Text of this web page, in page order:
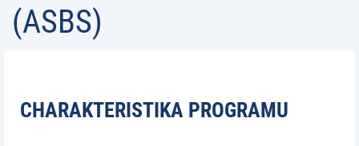
(ASBS)
CHARAKTERISTIKA PROGRAMU